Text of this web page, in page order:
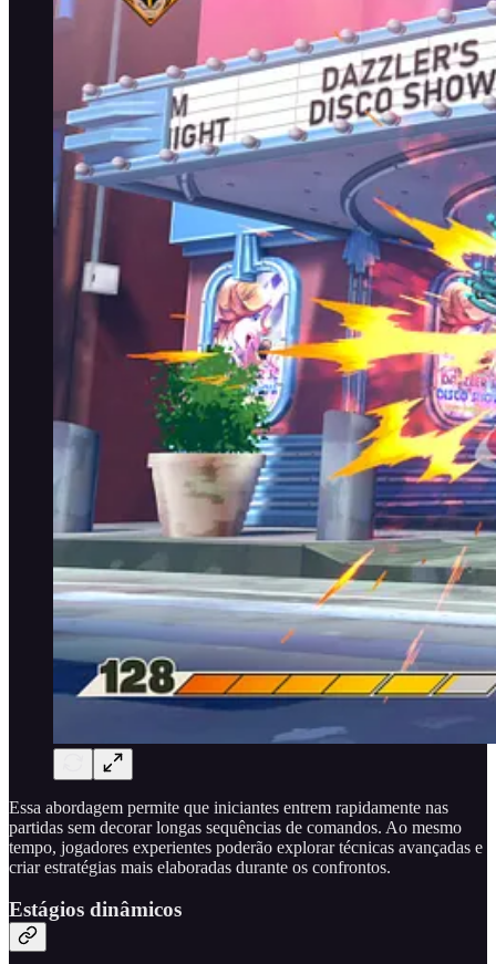
Essa abordagem permite que iniciantes entrem rapidamente nas
partidas sem decorar longas sequências de comandos. Ao mesmo
tempo, jogadores experientes poderão explorar técnicas avançadas e
criar estratégias mais elaboradas durante os confrontos.
Estágios dinâmicos